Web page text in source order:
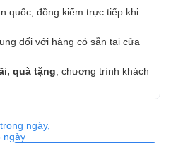
quốc, đồng kiểm trực tiếp khi
đối với hàng có sẵn tại cửa
quà tặng , chương trình khách
ngày,
ngày